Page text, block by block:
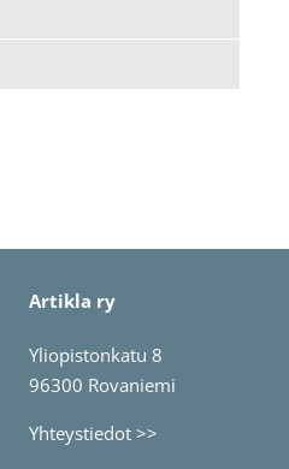
Artikla ry
Yliopistonkatu 8
96300 Rovaniemi
Yhteystiedot >>